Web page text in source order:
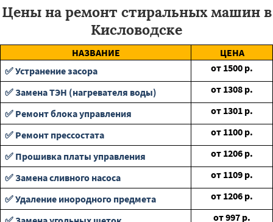
Цены на ремонт стиральных машин в
Кисловодске
НАЗВАНИЕ
ЦЕНА
✅ Устранение засора
от 1500 р.
✅ Замена ТЭН (нагревателя воды)
от 1308 р.
✅ Ремонт блока управления
от 1301 р.
✅ Ремонт прессостата
от 1100 р.
✅ Прошивка платы управления
от 1206 р.
✅ Замена сливного насоса
от 1109 р.
✅ Удаление инородного предмета
от 1206 р.
от997 р.